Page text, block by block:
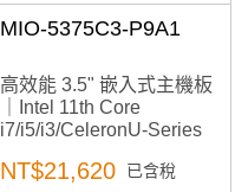
MIO-5375C3-P9A1
高效能 3.5" 嵌入式主機板
｜Intel 11th Core
i7/i5/i3/CeleronU-Series
化、小型工作站、AI邊緣
NT$21,620 已含稅